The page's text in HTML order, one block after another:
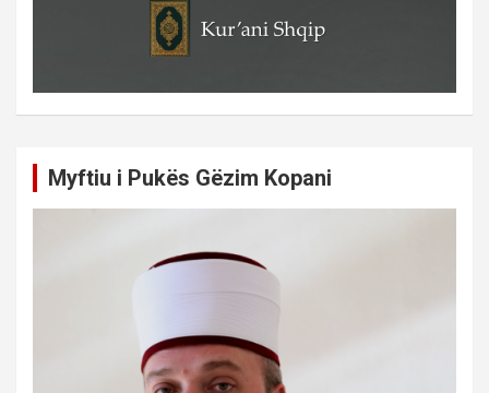
Myftiu i Pukës Gëzim Kopani